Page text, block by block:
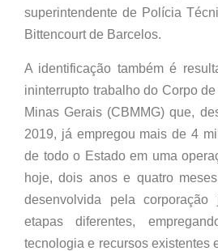
superintendente de Polícia
Bittencourt de Barcelos.
A identificação também é
ininterrupto trabalho do Corpo
Minas Gerais (CBMMG) que,
2019, já empregou mais de 4
de todo o Estado em uma
hoje, dois anos e quatro
desenvolvida pela
etapas diferentes,
tecnologia e recursos existentes